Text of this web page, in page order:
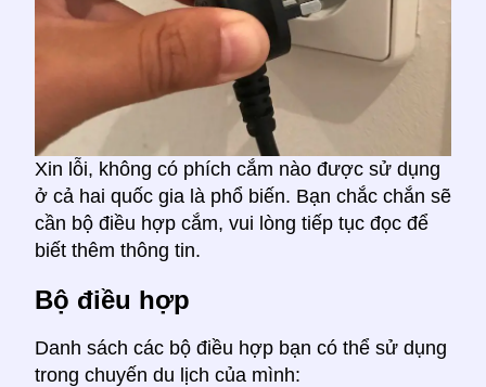
Xin lỗi, không có phích cắm nào được sử dụng
ở cả hai quốc gia là phổ biến. Bạn chắc chắn sẽ
cần bộ điều hợp cắm, vui lòng tiếp tục đọc để
biết thêm thông tin.
Bộ điều hợp
Danh sách các bộ điều hợp bạn có thể sử dụng
trong chuyến du lịch của mình: